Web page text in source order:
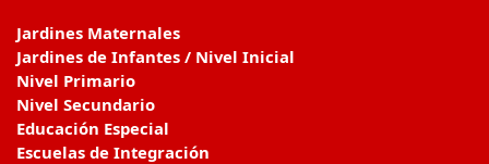
Jardines Maternales
Jardines de Infantes / Nivel Inicial
Nivel Primario
Nivel Secundario
Educación Especial
Escuelas de Integración